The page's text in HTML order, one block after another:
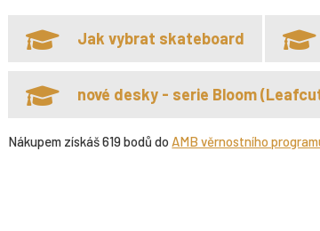
Jak vybrat skateboard
nové desky - serie Bloom
Nákupem získáš 619 bodů do AMB věrnostního